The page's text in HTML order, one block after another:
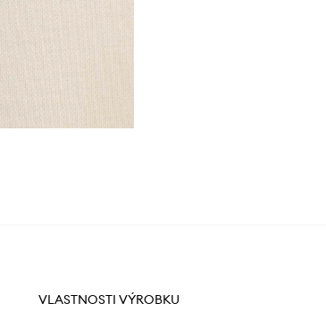
VLASTNOSTI VÝROBKU